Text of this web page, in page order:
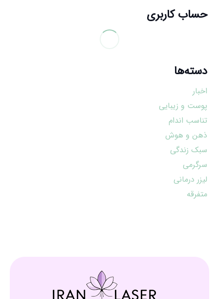
حساب کاربری
دسته‌ها
اخبار
پوست و زیبایی
تناسب اندام
ذهن و هوش
سبک زندگی
سرگرمی
لیزر درمانی
متفرقه